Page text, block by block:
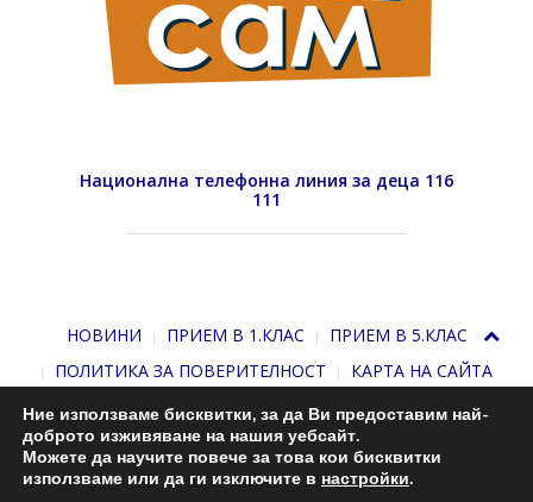
Национална телефонна линия за деца 116
111
НОВИНИ ПРИЕМ В 1.КЛАС
ПРИЕМ В 5.КЛАС
ПОЛИТИКА ЗА ПОВЕРИТЕЛНОСТ
КАРТА НА САЙТА
Ние използваме бисквитки, за да Ви предоставим най-
доброто изживяване на нашия уебсайт.
Можете да научите повече за това кои бисквитки
използваме или да ги изключите в настройки.